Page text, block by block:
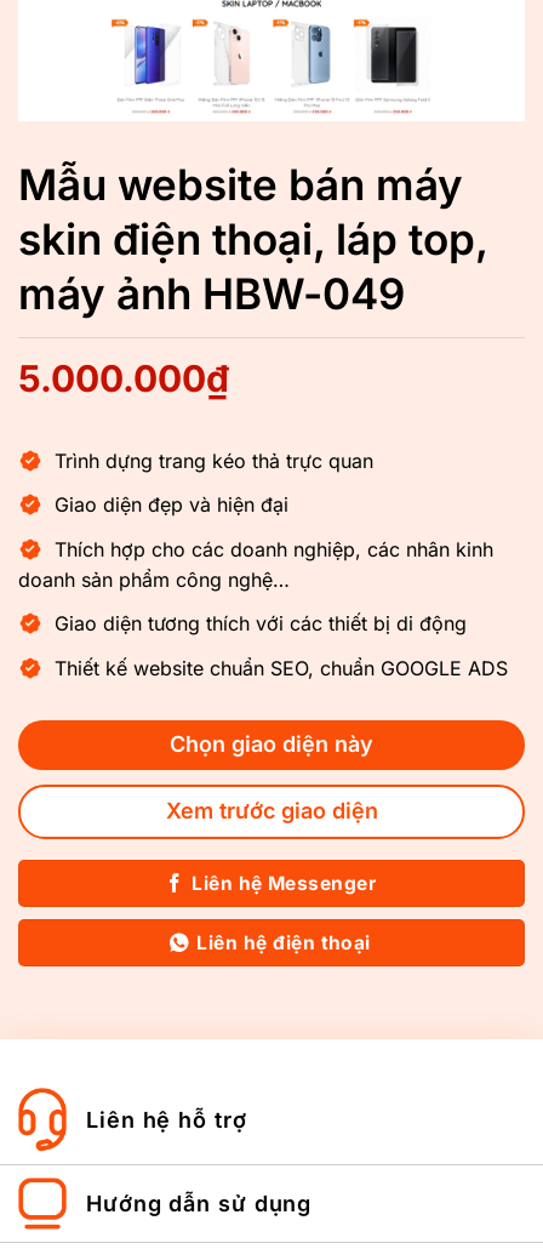
Mẫu website bán máy
skin điện thoại, láp top,
máy ảnh HBW-049
5.000.000₫
Trình dựng trang kéo thả trực quan
Giao diện đẹp và hiện đại
Thích hợp cho các doanh nghiệp, các nhân kinh
doanh sản phẩm công nghệ…
Giao diện tương thích với các thiết bị di động
Thiết kế website chuẩn SEO, chuẩn GOOGLE ADS
Chọn giao diện này
Xem trước giao diện
Liên hệ Messenger
Liên hệ điện thoại
Liên hệ hỗ trợ
Hướng dẫn sử dụng